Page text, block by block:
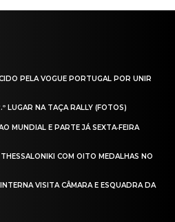
PELA VOGUE PORTUGAL POR UNIR
LUGAR NA TAÇA RALLY (FOTOS)
MUNDIAL E PARTE JÁ SEXTA‑FEIRA
COM OITO MEDALHAS NO
VISITA CÂMARA E ESQUADRA DA